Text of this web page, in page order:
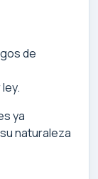
de
ya
naturaleza